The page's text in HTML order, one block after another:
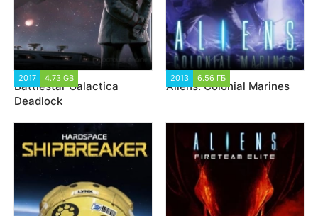
2017 4.73 GB
Battlestar Galactica
Deadlock
2013 6.56 ГБ
Aliens: Colonial Marines